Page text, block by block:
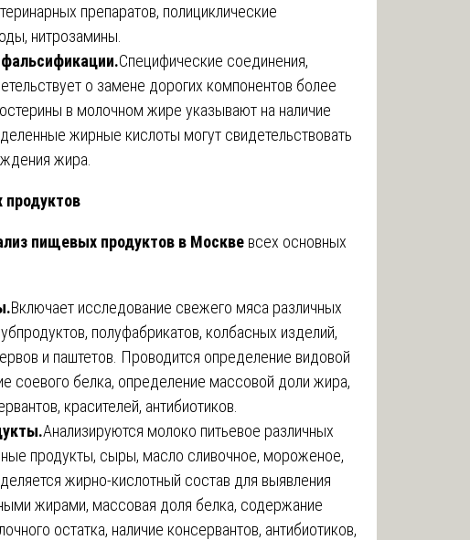
препаратов, полициклические
нитрозамины.
Специфические соединения,
о замене дорогих компонентов более
в молочном жире указывают на наличие
жирные кислоты могут свидетельствовать
жира.
пищевых продуктов в Москве всех основных
Включает исследование свежего мяса различных
полуфабрикатов, колбасных изделий,
и паштетов. Проводится определение видовой
соевого белка, определение массовой доли жира,
красителей, антибиотиков.
Анализируются молоко питьевое различных
продукты, сыры, масло сливочное, мороженое,
жирно-кислотный состав для выявления
жирами, массовая доля белка, содержание
остатка, наличие консервантов, антибиотиков,